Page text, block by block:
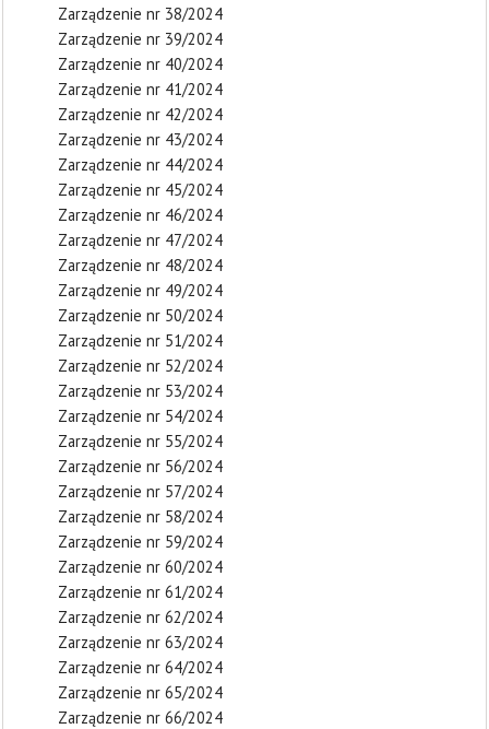
Zarządzenie nr 38/2024
Zarządzenie nr 39/2024
Zarządzenie nr 40/2024
Zarządzenie nr 41/2024
Zarządzenie nr 42/2024
Zarządzenie nr 43/2024
Zarządzenie nr 44/2024
Zarządzenie nr 45/2024
Zarządzenie nr 46/2024
Zarządzenie nr 47/2024
Zarządzenie nr 48/2024
Zarządzenie nr 49/2024
Zarządzenie nr 50/2024
Zarządzenie nr 51/2024
Zarządzenie nr 52/2024
Zarządzenie nr 53/2024
Zarządzenie nr 54/2024
Zarządzenie nr 55/2024
Zarządzenie nr 56/2024
Zarządzenie nr 57/2024
Zarządzenie nr 58/2024
Zarządzenie nr 59/2024
Zarządzenie nr 60/2024
Zarządzenie nr 61/2024
Zarządzenie nr 62/2024
Zarządzenie nr 63/2024
Zarządzenie nr 64/2024
Zarządzenie nr 65/2024
Zarządzenie nr 66/2024